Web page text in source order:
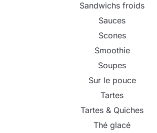
Sandwichs froids
Sauces
Scones
Smoothie
Soupes
Sur le pouce
Tartes
Tartes & Quiches
Thé glacé